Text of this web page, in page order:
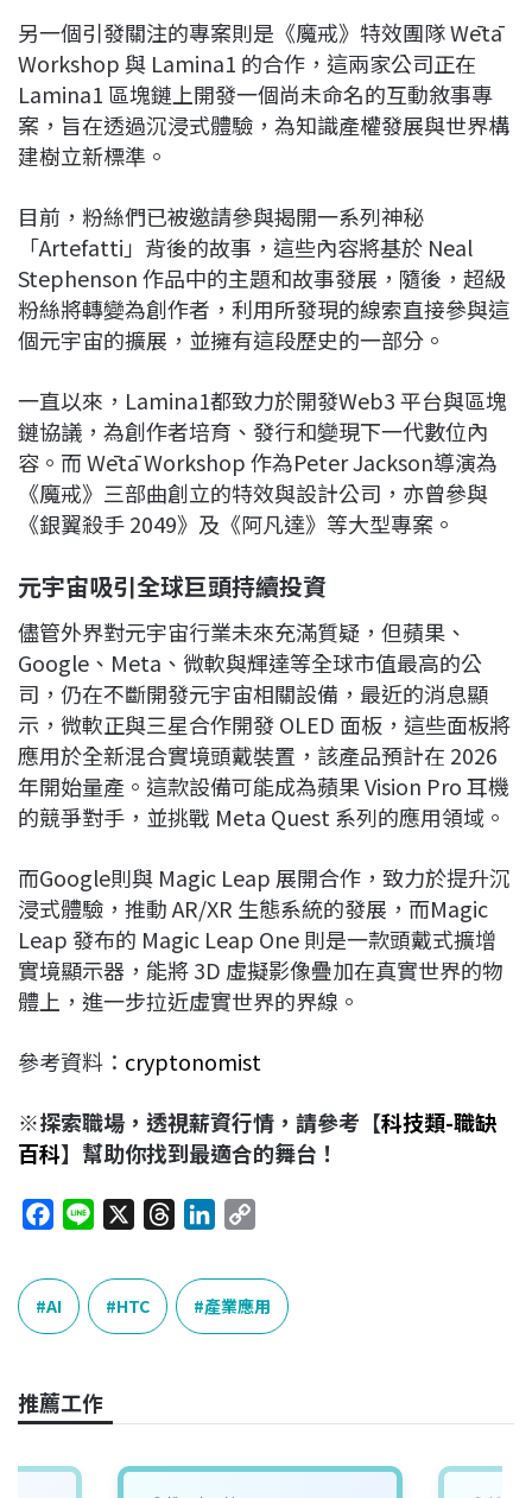
另一個引發關注的專案則是《魔戒》特效團隊 Wētā
Workshop 與 Lamina1 的合作，這兩家公司正在
Lamina1 區塊鏈上開發一個尚未命名的互動敘事專
案，旨在透過沉浸式體驗，為知識產權發展與世界構
建樹立新標準。
目前，粉絲們已被邀請參與揭開一系列神秘
「Artefatti」背後的故事，這些內容將基於 Neal
Stephenson 作品中的主題和故事發展，隨後，超級
粉絲將轉變為創作者，利用所發現的線索直接參與這
個元宇宙的擴展，並擁有這段歷史的一部分。
一直以來，Lamina1都致力於開發Web3 平台與區塊
鏈協議，為創作者培育、發行和變現下一代數位內
容。而 Wētā Workshop 作為Peter Jackson導演為
《魔戒》三部曲創立的特效與設計公司，亦曾參與
《銀翼殺手 2049》及《阿凡達》等大型專案。
元宇宙吸引全球巨頭持續投資
儘管外界對元宇宙行業未來充滿質疑，但蘋果、
Google、Meta、微軟與輝達等全球市值最高的公
司，仍在不斷開發元宇宙相關設備，最近的消息顯
示，微軟正與三星合作開發 OLED 面板，這些面板將
應用於全新混合實境頭戴裝置，該產品預計在 2026
年開始量產。這款設備可能成為蘋果 Vision Pro 耳機
的競爭對手，並挑戰 Meta Quest 系列的應用領域。
而Google則與 Magic Leap 展開合作，致力於提升沉
浸式體驗，推動 AR/XR 生態系統的發展，而Magic
Leap 發布的 Magic Leap One 則是一款頭戴式擴增
實境顯示器，能將 3D 虛擬影像疊加在真實世界的物
體上，進一步拉近虛實世界的界線。
參考資料： cryptonomist
※探索職場，透視薪資行情，請參考【科技類-職缺
百科】幫助你找到最適合的舞台！
c
e
b
o
k
n
e
n
k
e
n
p
y
L
k
AI HTC 產業應用
推薦工作